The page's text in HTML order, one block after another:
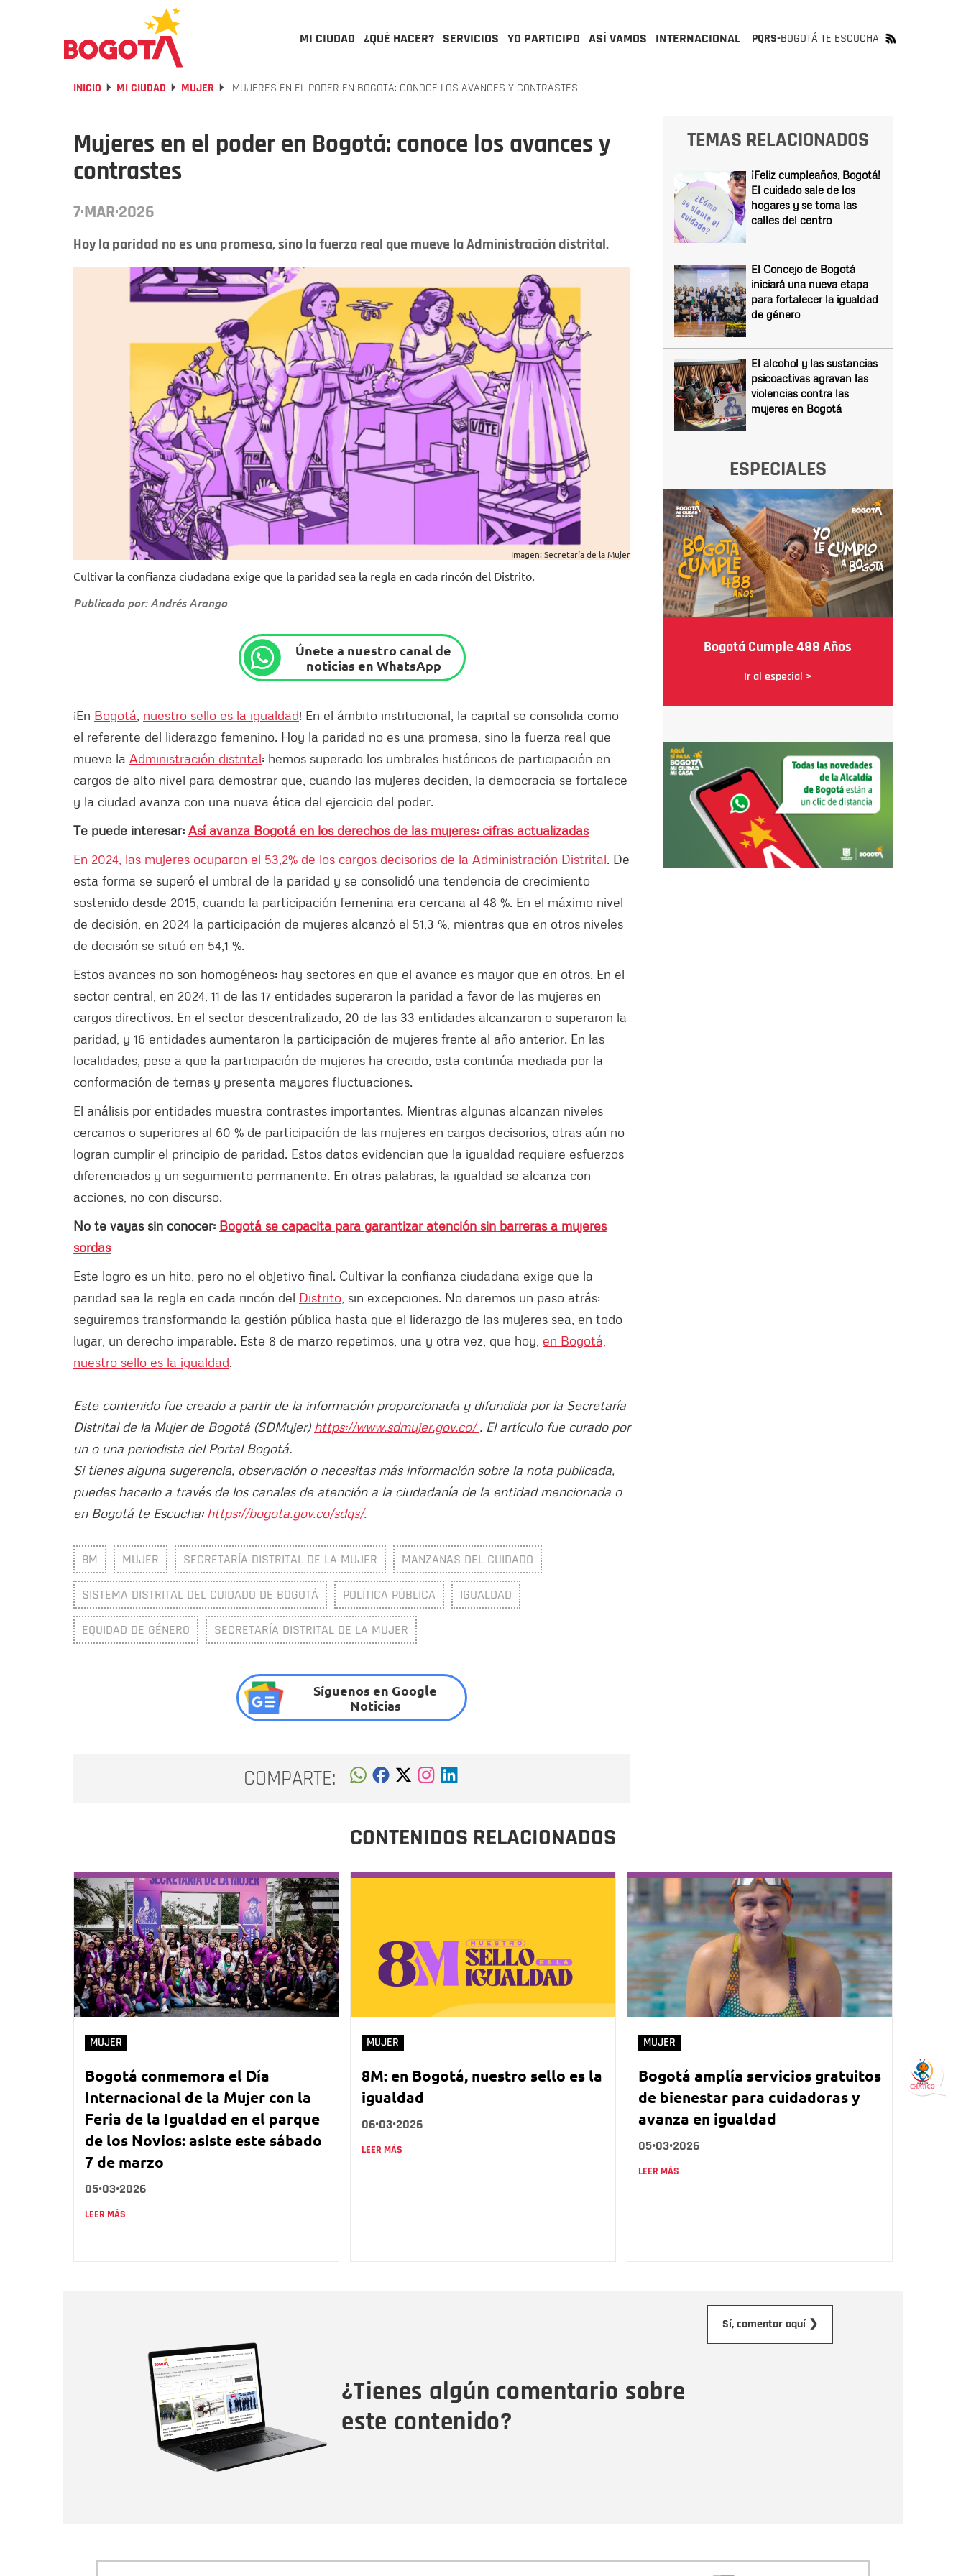
MI CIUDAD ¿QUÉ HACER? SERVICIOS YO PARTICIPO ASÍ VAMOS INTERNACIONAL PQRS-BOGOTÁ TE ESCUCHA
INICIO MI CIUDAD MUJER MUJERES EN EL PODER EN BOGOTÁ: CONOCE LOS AVANCES Y CONTRASTES
Mujeres en el poder en Bogotá: conoce los avances y
contrastes
7·MAR·2026
Hoy la paridad no es una promesa, sino la fuerza real que mueve la Administración distrital.
Imagen: Secretaría de la Mujer
Cultivar la confianza ciudadana exige que la paridad sea la regla en cada rincón del Distrito.
Publicado por: Andrés Arango
Únete a nuestro canal de
noticias en WhatsApp
¡En Bogotá nuestro sello es la igualdad! En el ámbito institucional, la capital se consolida como
el referente del liderazgo femenino. Hoy la paridad no es una promesa, sino la fuerza real que
mueve la Administración distrital: hemos superado los umbrales históricos de participación en
cargos de alto nivel para demostrar que, cuando las mujeres deciden, la democracia se fortalece
y la ciudad avanza con una nueva ética del ejercicio del poder.
Te puede interesar: Así avanza Bogotá en los derechos de las mujeres: cifras actualizadas
En 2024, las mujeres ocuparon el 53,2% de los cargos decisorios de la Administración Distrital. De
esta forma se superó el umbral de la paridad y se consolidó una tendencia de crecimiento
sostenido desde 2015, cuando la participación femenina era cercana al 48 %. En el máximo nivel
de decisión, en 2024 la participación de mujeres alcanzó el 51,3 %, mientras que en otros niveles
de decisión se situó en 54,1 %.
Estos avances no son homogéneos: hay sectores en que el avance es mayor que en otros. En el
sector central, en 2024, 11 de las 17 entidades superaron la paridad a favor de las mujeres en
cargos directivos. En el sector descentralizado, 20 de las 33 entidades alcanzaron o superaron la
paridad, y 16 entidades aumentaron la participación de mujeres frente al año anterior. En las
localidades, pese a que la participación de mujeres ha crecido, esta continúa mediada por la
conformación de ternas y presenta mayores fluctuaciones.
El análisis por entidades muestra contrastes importantes. Mientras algunas alcanzan niveles
cercanos o superiores al 60 % de participación de las mujeres en cargos decisorios, otras aún no
logran cumplir el principio de paridad. Estos datos evidencian que la igualdad requiere esfuerzos
diferenciados y un seguimiento permanente. En otras palabras, la igualdad se alcanza con
acciones, no con discurso.
No te vayas sin conocer: Bogotá se capacita para garantizar atención sin barreras a mujeres
sordas
Este logro es un hito, pero no el objetivo final. Cultivar la confianza ciudadana exige que la
paridad sea la regla en cada rincón del Distrito , sin excepciones. No daremos un paso atrás:
seguiremos transformando la gestión pública hasta que el liderazgo de las mujeres sea, en todo
lugar, un derecho imparable. Este 8 de marzo repetimos, una y otra vez, que hoy, en Bogotá,
nuestro sello es la igualdad.
Este contenido fue creado a partir de la información proporcionada y difundida por la Secretaría
Distrital de la Mujer de Bogotá (SDMujer) https://www.sdmujer.gov.co/. El artículo fue curado por
un o una periodista del Portal Bogotá.
Si tienes alguna sugerencia, observación o necesitas más información sobre la nota publicada,
puedes hacerlo a través de los canales de atención a la ciudadanía de la entidad mencionada o
en Bogotá te Escucha: https://bogota.gov.co/sdqs/.
8M MUJER SECRETARÍA DISTRITAL DE LA MUJER MANZANAS DEL CUIDADO
SISTEMA DISTRITAL DEL CUIDADO DE BOGOTÁ POLÍTICA PÚBLICA IGUALDAD
EQUIDAD DE GÉNERO SECRETARÍA DISTRITAL DE LA MUJER
Síguenos en Google
Noticias
COMPARTE:
TEMAS RELACIONADOS
¡Feliz cumpleaños, Bogotá!
El cuidado sale de los
hogares y se toma las
calles del centro
El Concejo de Bogotá
iniciará una nueva etapa
para fortalecer la igualdad
de género
El alcohol y las sustancias
psicoactivas agravan las
violencias contra las
mujeres en Bogotá
ESPECIALES
Bogotá Cumple 488 Años
Ir al especial >
CONTENIDOS RELACIONADOS
MUJER
Bogotá conmemora el Día
Internacional de la Mujer con la
Feria de la Igualdad en el parque
de los Novios: asiste este sábado
7 de marzo
05•03•2026
LEER MÁS
MUJER
8M: en Bogotá, nuestro sello es la
igualdad
06•03•2026
LEER MÁS
MUJER
Bogotá amplía servicios gratuitos
de bienestar para cuidadoras y
avanza en igualdad
05•03•2026
LEER MÁS
¿Tienes algún comentario sobre
este contenido?
Sí, comentar aquí ❯